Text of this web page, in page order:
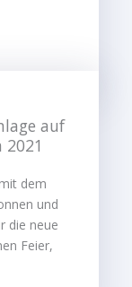
auf
dem
und
die neue
Feier,